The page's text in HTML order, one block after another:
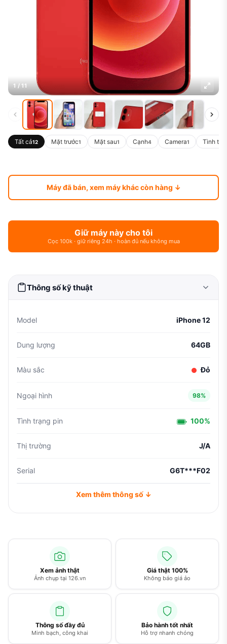
1 / 11
Tất cả12 Mặt trước1 Mặt sau1 Cạnh4 Camera1 Tình
Máy đã bán, xem máy khác còn hàng ↓
Giữ máy này cho tôi
Cọc 100k · giữ riêng 24h · hoàn đủ nếu không mua
Xem ảnh thật
Ảnh chụp tại 126.vn
Giá thật 100%
Không báo giá ảo
Thông số đầy đủ
Minh bạch, công khai
Bảo hành tốt nhất
Hỗ trợ nhanh chóng
Thông số kỹ thuật
Model iPhone 12
Dung lượng 64GB
Màu sắc Đỏ
Ngoại hình 98%
Tình trạng pin 100%
Thị trường J/A
Serial G6T***F02
Xem thêm thông số ↓